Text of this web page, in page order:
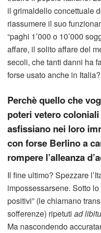
il grimaldello concettuale
riassumere il suo
“paghi 1’000 o 10’000
affare, il solito affare del
secoli, che tanti danni ha
forse usato anche in
Perchè quello che
poteri vetero
asfissiano nei loro
con forse Berlino a
rompere l’alleanza
Il fine ultimo? Spezzare
impossessarsene. Sotto
positivi” (le chiamano
sofferenze) ripetuti ad
Ma nascondendo